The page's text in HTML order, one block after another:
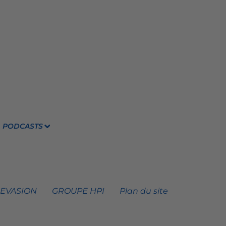
PODCASTS
GROUPE HPI Plan du site